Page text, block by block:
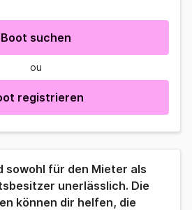
Boot suchen
ou
registrieren
sowohl für den Mieter als
unerlässlich. Die
können dir helfen, die